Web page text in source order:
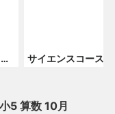
ビデオテキスト ハイチャレンジ 小6 算数 11月号 付録
5 算数 10月